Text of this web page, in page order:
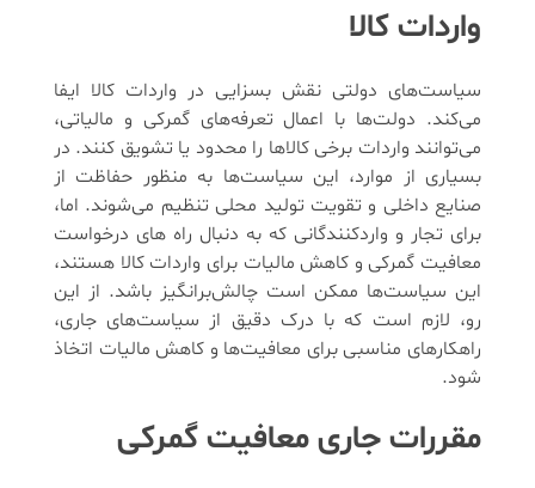
واردات کالا
سیاست‌های دولتی نقش بسزایی در واردات کالا ایفا
می‌کند. دولت‌ها با اعمال تعرفه‌های گمرکی و مالیاتی،
می‌توانند واردات برخی کالاها را محدود یا تشویق کنند. در
بسیاری از موارد، این سیاست‌ها به منظور حفاظت از
صنایع داخلی و تقویت تولید محلی تنظیم می‌شوند. اما،
برای تجار و واردکنندگانی که به دنبال راه های درخواست
معافیت گمرکی و کاهش مالیات برای واردات کالا هستند،
این سیاست‌ها ممکن است چالش‌برانگیز باشد. از این
رو، لازم است که با درک دقیق از سیاست‌های جاری،
راهکارهای مناسبی برای معافیت‌ها و کاهش مالیات اتخاذ
شود.
مقررات جاری معافیت گمرکی